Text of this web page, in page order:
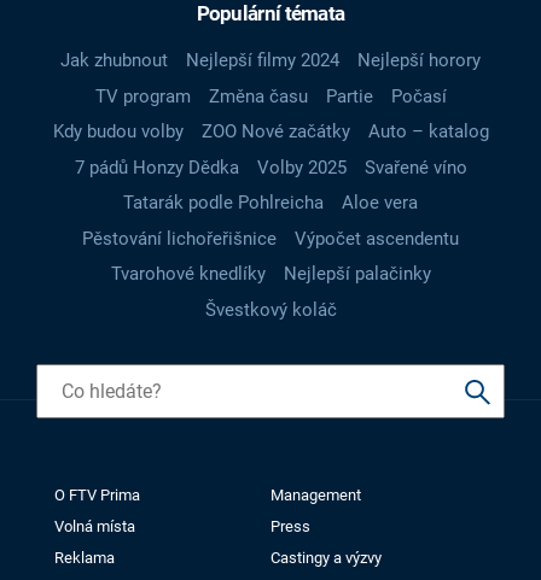
Populární témata
Jak zhubnout Nejlepší filmy 2024
Nejlepší horory
TV program
Změna času Partie
Počasí
Kdy budou volby
ZOO Nové začátky
Auto – katalog
7 pádů Honzy Dědka
Volby 2025
Svařené víno
Tatarák podle Pohlreicha
Aloe vera
Pěstování lichořeřišnice
Výpočet ascendentu
Tvarohové knedlíky
Nejlepší palačinky
Švestkový koláč
O FTV Prima
Management
Volná místa
Press
Reklama
Castingy a výzvy